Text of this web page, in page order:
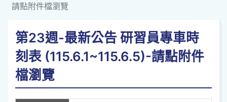
請點附件檔瀏覽
第23週-最新公告 研習員專車時
刻表 (115.6.1~115.6.5)-請點附件
檔瀏覽